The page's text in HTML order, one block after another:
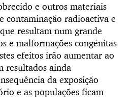
e outros materiais
contaminação radioactiva e
resultam num grande
e malformações congénitas
efeitos irão aumentar ao
resultados ainda
da exposição
e as populações ficam